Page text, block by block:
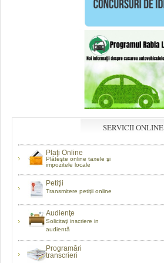
SERVICII ONLINE
Plaţi Online
Plăteşte online taxele şi
impozitele locale
Petiţii
Transmitere petiţii online
Audienţe
Solicitaţi inscriere in
audientă
Programări
transcrieri